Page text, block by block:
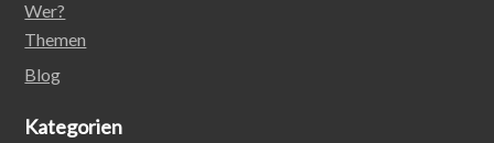
Wer?
Themen
Blog
Kategorien